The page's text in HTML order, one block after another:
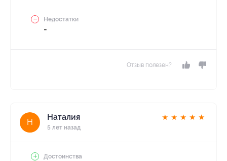
Недостатки
-
Отзыв полезен?
Н
Наталия
5 лет назад
★ ★ ★ ★ ★
Достоинства